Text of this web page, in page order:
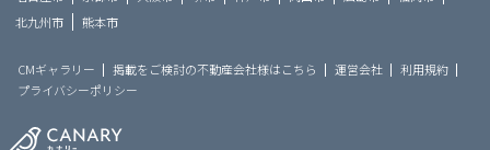
北九州市
熊本市
CMギャラリー 掲載をご検討の不動産会社様はこちら 運営会社
利用規約
プライバシーポリシー